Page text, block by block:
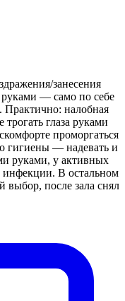
занесения
руками — само по себе
Практично: налобная
трогать глаза руками
проморгаться
гигиены — надевать и
руками, у активных
инфекции. В остальном
после зала снял